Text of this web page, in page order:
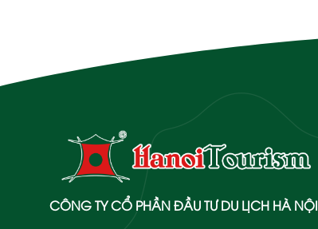
CÔNG TY CỔ PHẦN ĐẦU TƯ DU LỊCH HÀ NỘI